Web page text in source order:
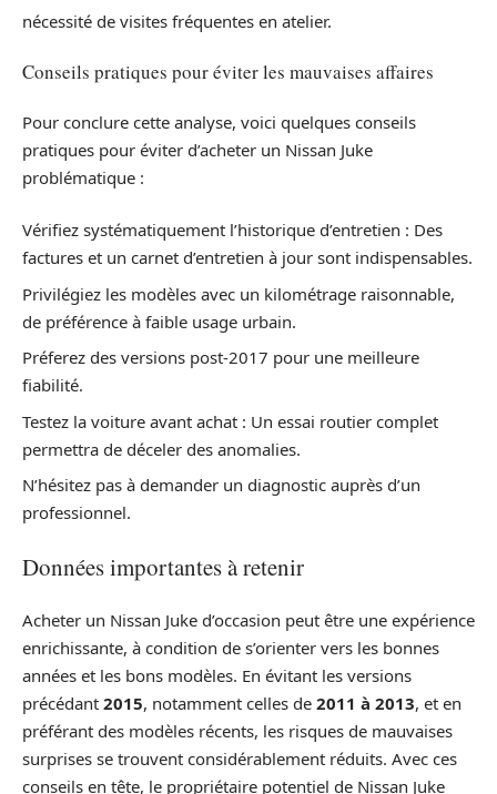
nécessité de visites fréquentes en atelier.
Conseils pratiques pour éviter les mauvaises affaires
Pour conclure cette analyse, voici quelques conseils
pratiques pour éviter d’acheter un Nissan Juke
problématique :
Vérifiez systématiquement l’historique d’entretien : Des
factures et un carnet d’entretien à jour sont indispensables.
Privilégiez les modèles avec un kilométrage raisonnable,
de préférence à faible usage urbain.
Préferez des versions post-2017 pour une meilleure
fiabilité.
Testez la voiture avant achat : Un essai routier complet
permettra de déceler des anomalies.
N’hésitez pas à demander un diagnostic auprès d’un
professionnel.
Données importantes à retenir
Acheter un Nissan Juke d’occasion peut être une expérience
enrichissante, à condition de s’orienter vers les bonnes
années et les bons modèles. En évitant les versions
précédant 2015, notamment celles de 2011 à 2013, et en
préférant des modèles récents, les risques de mauvaises
surprises se trouvent considérablement réduits. Avec ces
conseils en tête, le propriétaire potentiel de Nissan Juke